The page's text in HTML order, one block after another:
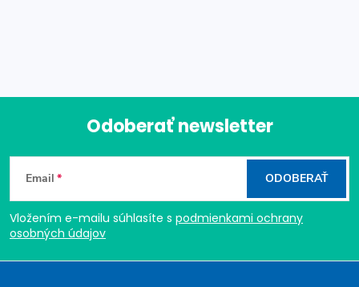
Z
á
p
ä
Odoberať newsletter
Email
Vložením e-mailu súhlasíte s podmienkami ochrany
osobných údajov
ODOBERAŤ